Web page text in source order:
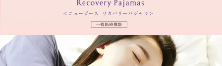
※ご本人様のみのお申し込みになります。
※ご注文後、株式会社ジャックスよりクレジット確認のお電
話が、ご本人様宛に入る場合がございます。
※株式会社ジャックスの審査の結果、ご希望に添いかねる場
※ご本人様のみのお申し込みになります。
※ご注文後、株式会社ジャックスよりクレジット確認のお電
話が、ご本人様宛に入る場合がございます。
※株式会社ジャックスの審査の結果、ご希望に添いかねる場
株式会社ジャックスの審査後、
5営業日以内での配送となります。
※ご本人様のみのお申し込みになります。
株式会社ジャックスの審査後、
5営業日以内での配送となります。
※ご本人様のみのお申し込みになります。
株式会社ジャックスの審査後、
5営業日以内での配送となります。
※ご本人様のみのお申し込みになります。